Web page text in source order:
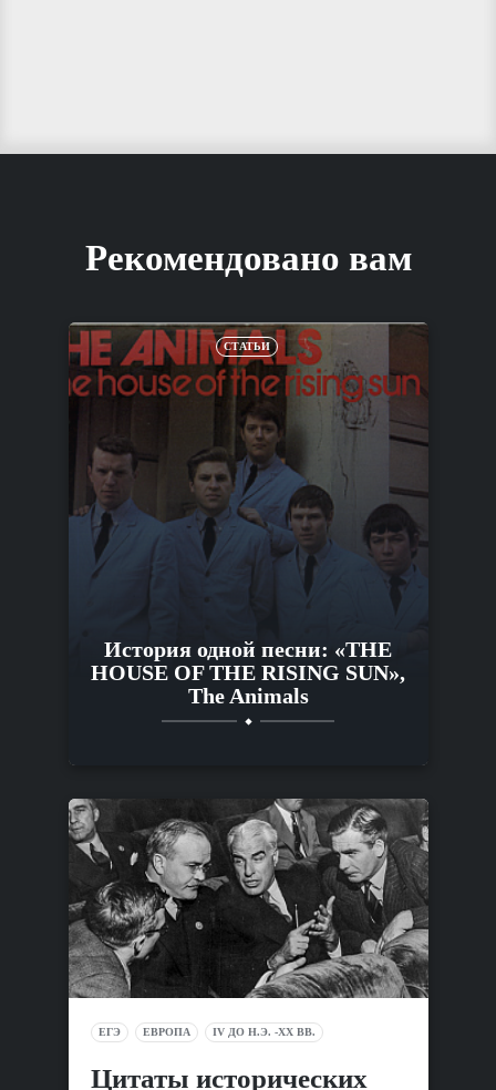
Рекомендовано вам
СТАТЬИ
История одной песни: «THE
HOUSE OF THE RISING SUN»,
The Animals
ЕГЭ ЕВРОПА IV ДО Н.Э. -XX ВВ.
Цитаты исторических